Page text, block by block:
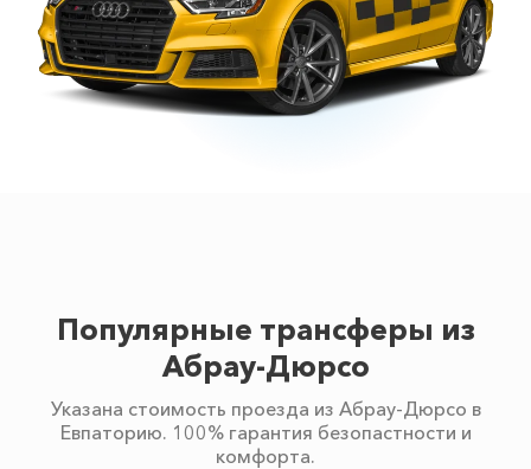
Популярные трансферы из
Абрау-Дюрсо
Указана стоимость проезда из Абрау-Дюрсо в
Евпаторию. 100% гарантия безопастности и
комфорта.